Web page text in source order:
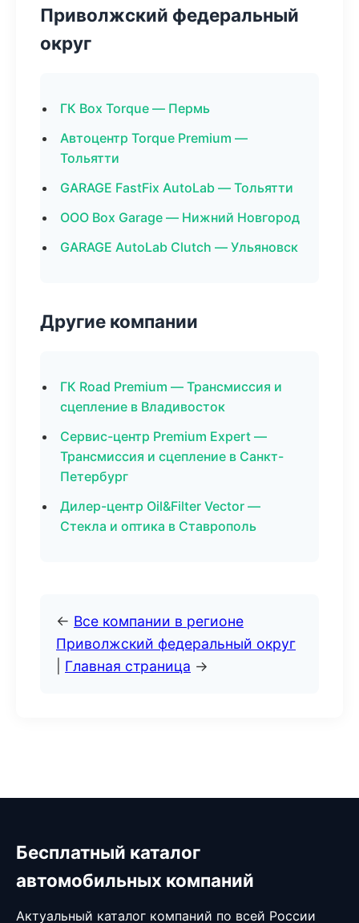
Приволжский федеральный
округ
ГК Box Torque — Пермь
Автоцентр Torque Premium —
Тольятти
GARAGE FastFix AutoLab — Тольятти
ООО Box Garage — Нижний Новгород
GARAGE AutoLab Clutch — Ульяновск
Другие компании
ГК Road Premium — Трансмиссия и
сцепление в Владивосток
Сервис-центр Premium Expert —
Трансмиссия и сцепление в Санкт-
Петербург
Дилер-центр Oil&Filter Vector —
Стекла и оптика в Ставрополь
← Все компании в регионе
Приволжский федеральный округ
Главная страница →
Бесплатный каталог
автомобильных компаний
Актуальный каталог компаний по всей России